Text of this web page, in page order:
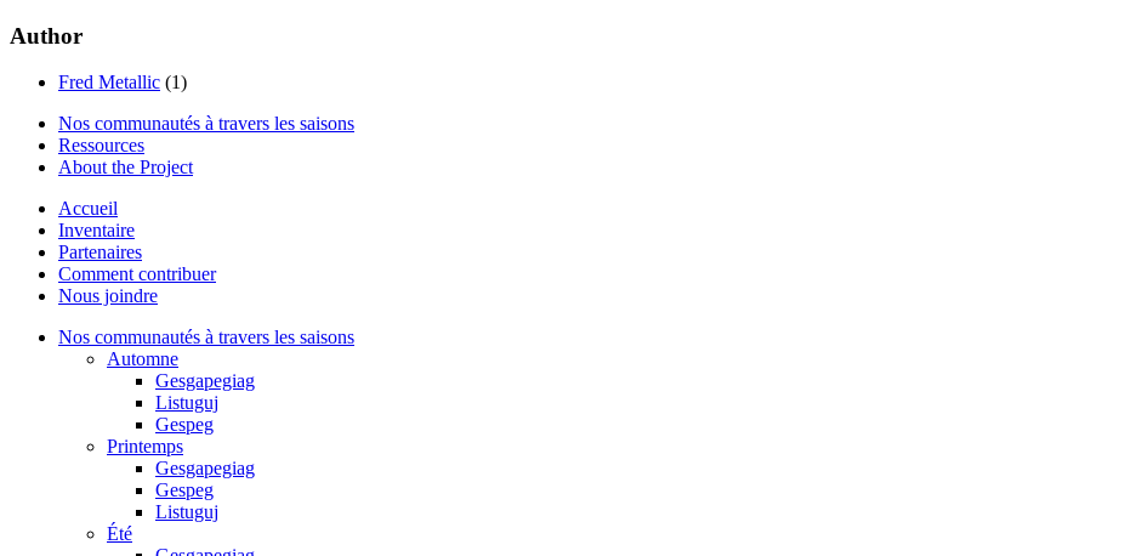
Author
Fred Metallic (1)
Nos communautés à travers les saisons
Ressources
About the Project
Accueil
Inventaire
Partenaires
Comment contribuer
Nous joindre
Nos communautés à travers les saisons
Automne
Gesgapegiag
Listuguj
Gespeg
Printemps
Gesgapegiag
Gespeg
Listuguj
Été